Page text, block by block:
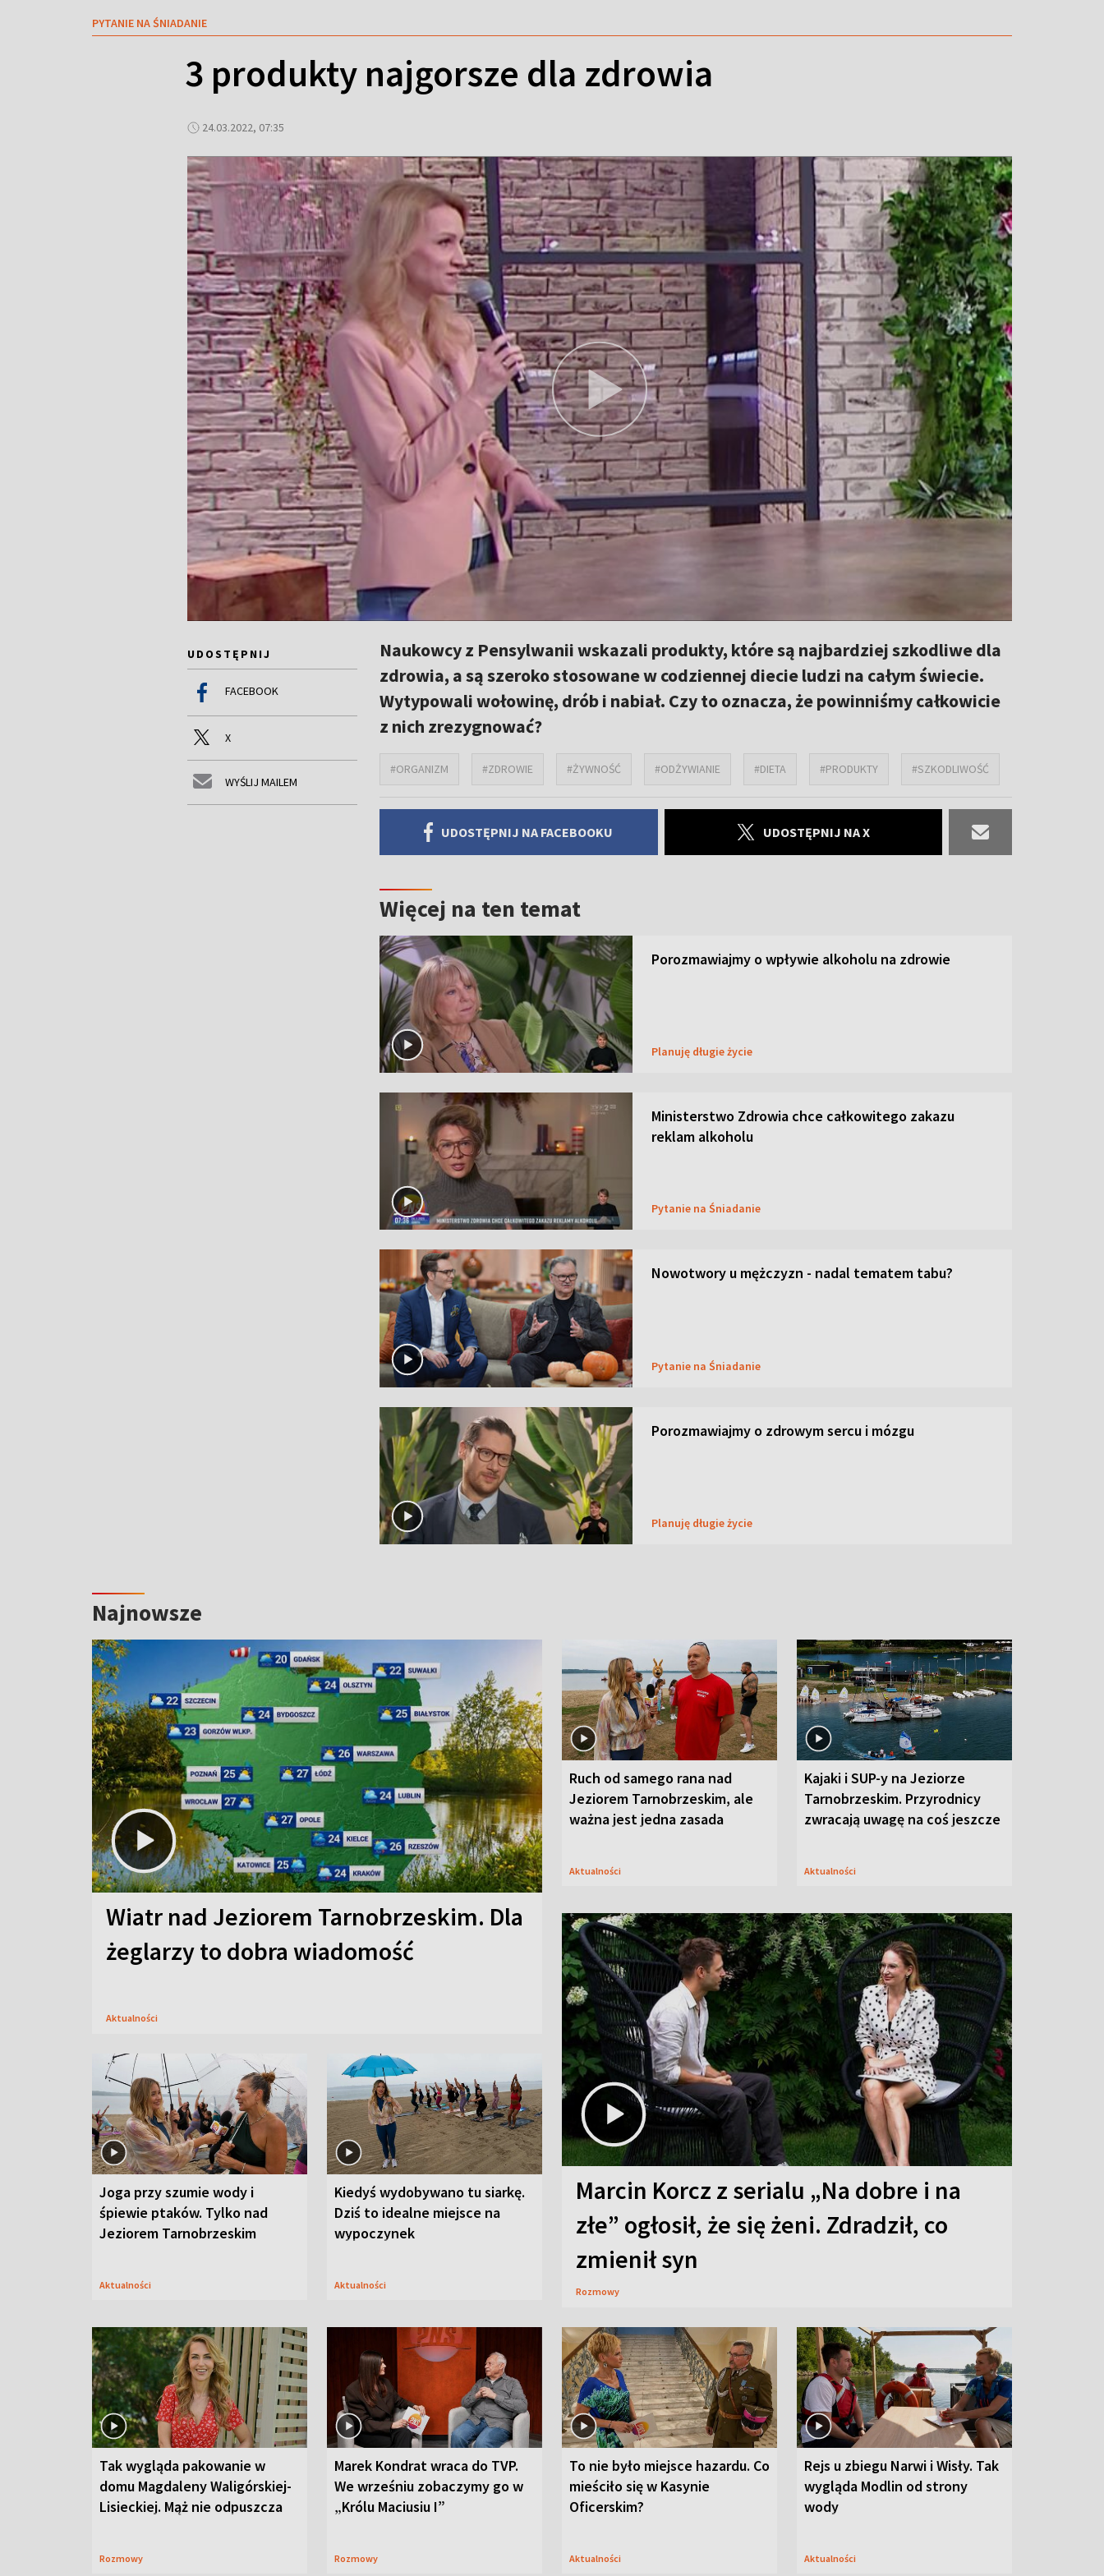
PYTANIE NA ŚNIADANIE
3 produkty najgorsze dla zdrowia
24.03.2022, 07:35
UDOSTĘPNIJ
FACEBOOK
X
WYŚLIJ MAILEM
Naukowcy z Pensylwanii wskazali produkty, które są najbardziej szkodliwe dla
zdrowia, a są szeroko stosowane w codziennej diecie ludzi na całym świecie.
Wytypowali wołowinę, drób i nabiał. Czy to oznacza, że powinniśmy całkowicie
z nich zrezygnować?
#ORGANIZM #ZDROWIE #ŻYWNOŚĆ #ODŻYWIANIE #DIETA #PRODUKTY #SZKODLIWOŚĆ
UDOSTĘPNIJ NA FACEBOOKU UDOSTĘPNIJ NA X
Więcej na ten temat
Porozmawiajmy o wpływie alkoholu na zdrowie
Planuję długie życie
Ministerstwo Zdrowia chce całkowitego zakazu
reklam alkoholu
Pytanie na Śniadanie
Nowotwory u mężczyzn - nadal tematem tabu?
Pytanie na Śniadanie
Porozmawiajmy o zdrowym sercu i mózgu
Planuję długie życie
Najnowsze
Wiatr nad Jeziorem Tarnobrzeskim. Dla
żeglarzy to dobra wiadomość
Aktualności
Ruch od samego rana nad
Jeziorem Tarnobrzeskim, ale
ważna jest jedna zasada
Aktualności
Kajaki i SUP-y na Jeziorze
Tarnobrzeskim. Przyrodnicy
zwracają uwagę na coś jeszcze
Aktualności
Joga przy szumie wody i
śpiewie ptaków. Tylko nad
Jeziorem Tarnobrzeskim
Aktualności
Kiedyś wydobywano tu siarkę.
Dziś to idealne miejsce na
wypoczynek
Aktualności
Marcin Korcz z serialu „Na dobre i na
złe” ogłosił, że się żeni. Zdradził, co
zmienił syn
Rozmowy
Tak wygląda pakowanie w
domu Magdaleny Waligórskiej-
Lisieckiej. Mąż nie odpuszcza
Rozmowy
Marek Kondrat wraca do TVP.
We wrześniu zobaczymy go w
„Królu Maciusiu I”
Rozmowy
To nie było miejsce hazardu. Co
mieściło się w Kasynie
Oficerskim?
Aktualności
Rejs u zbiegu Narwi i Wisły. Tak
wygląda Modlin od strony
wody
Aktualności